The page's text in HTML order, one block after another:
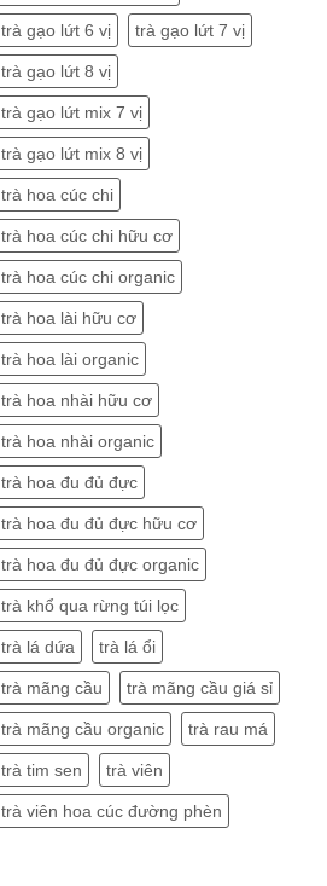
trà gạo lứt 6 vị trà gạo lứt 7 vị
trà gạo lứt 8 vị
trà gạo lứt mix 7 vị
trà gạo lứt mix 8 vị
trà hoa cúc chi
trà hoa cúc chi hữu cơ
trà hoa cúc chi organic
trà hoa lài hữu cơ
trà hoa lài organic
trà hoa nhài hữu cơ
trà hoa nhài organic
trà hoa đu đủ đực
trà hoa đu đủ đực hữu cơ
trà hoa đu đủ đực organic
trà khổ qua rừng túi lọc
trà lá dứa trà lá ổi
trà mãng cầu trà mãng cầu giá sỉ
trà mãng cầu organic trà rau má
trà tim sen trà viên
trà viên hoa cúc đường phèn